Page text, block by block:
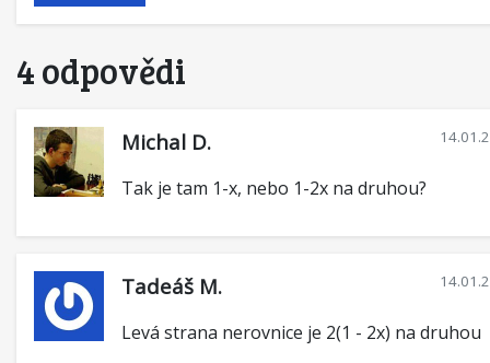
4 odpovědi
Michal D.
Tak je tam 1-x, nebo 1-2x na druhou?
Tadeáš M.
Levá strana nerovnice je 2(1 - 2x) na druhou